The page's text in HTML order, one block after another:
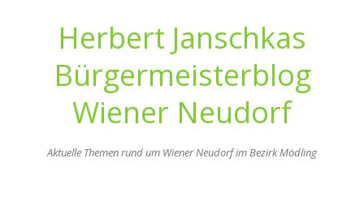
Herbert Janschkas
Bürgermeisterblog
Wiener Neudorf
Aktuelle Themen rund um Wiener Neudorf im Bezirk Mödling